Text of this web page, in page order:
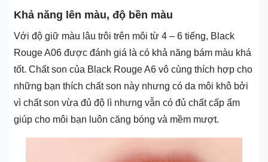
Khả năng lên màu, độ bền màu
Với độ giữ màu lâu trôi trên môi từ 4 – 6 tiếng, Black
Rouge A06 được đánh giá là có khả năng bám màu khá
tốt. Chất son của Black Rouge A6 vô cùng thích hợp cho
những bạn thích chất son này nhưng có da môi khô bởi
vì chất son vừa đủ độ lì nhưng vẫn có đủ chất cấp ẩm
giúp cho môi bạn luôn căng bóng và mềm mượt.